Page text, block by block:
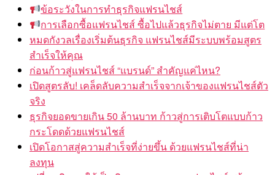
ข้อระวังในการทำธุรกิจแฟรนไชส์
การเลือกซื้อแฟรนไชส์ ซื้อไปแล้วธุรกิจไม่ตาย มีแต่โต
หมดกังวลเรื่องเริ่มต้นธุรกิจ แฟรนไชส์มีระบบพร้อมสูตร
สำเร็จให้คุณ
ก่อนก้าวสู่แฟรนไชส์ “แบรนด์” สำคัญแค่ไหน?
เปิดสูตรลับ! เคล็ดลับความสำเร็จจากเจ้าของแฟรนไชส์ตัว
จริง
ธุรกิจยอดขายเกิน 50 ล้านบาท ก้าวสู่การเติบโตแบบก้าว
กระโดดด้วยแฟรนไชส์
เปิดโอกาสสู่ความสำเร็จที่ง่ายขึ้น ด้วยแฟรนไชส์ที่น่า
ลงทุน